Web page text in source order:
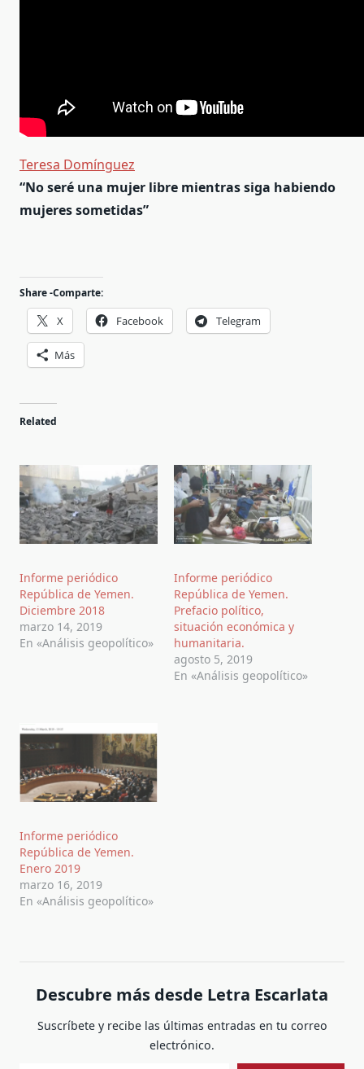
Teresa Domínguez
“No seré una mujer libre mientras siga habiendo
mujeres sometidas”
Share -Comparte:
X Facebook Telegram
Más
Related
Informe periódico
República de Yemen.
Diciembre 2018
marzo 14, 2019
En «Análisis geopolítico»
Informe periódico
República de Yemen.
Prefacio político,
situación económica y
humanitaria.
agosto 5, 2019
En «Análisis geopolítico»
Informe periódico
República de Yemen.
Enero 2019
marzo 16, 2019
En «Análisis geopolítico»
Descubre más desde Letra Escarlata
Suscríbete y recibe las últimas entradas en tu correo
electrónico.